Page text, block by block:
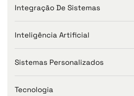
Integração De Sistemas
Inteligência Artificial
Sistemas Personalizados
Tecnologia